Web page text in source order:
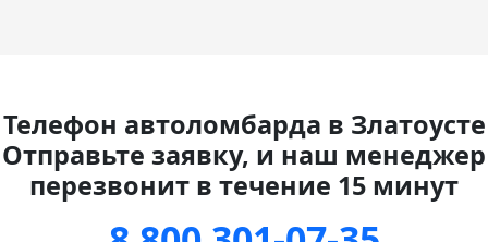
Телефон автоломбарда в Златоусте
Отправьте заявку, и наш менеджер
перезвонит в течение 15 минут